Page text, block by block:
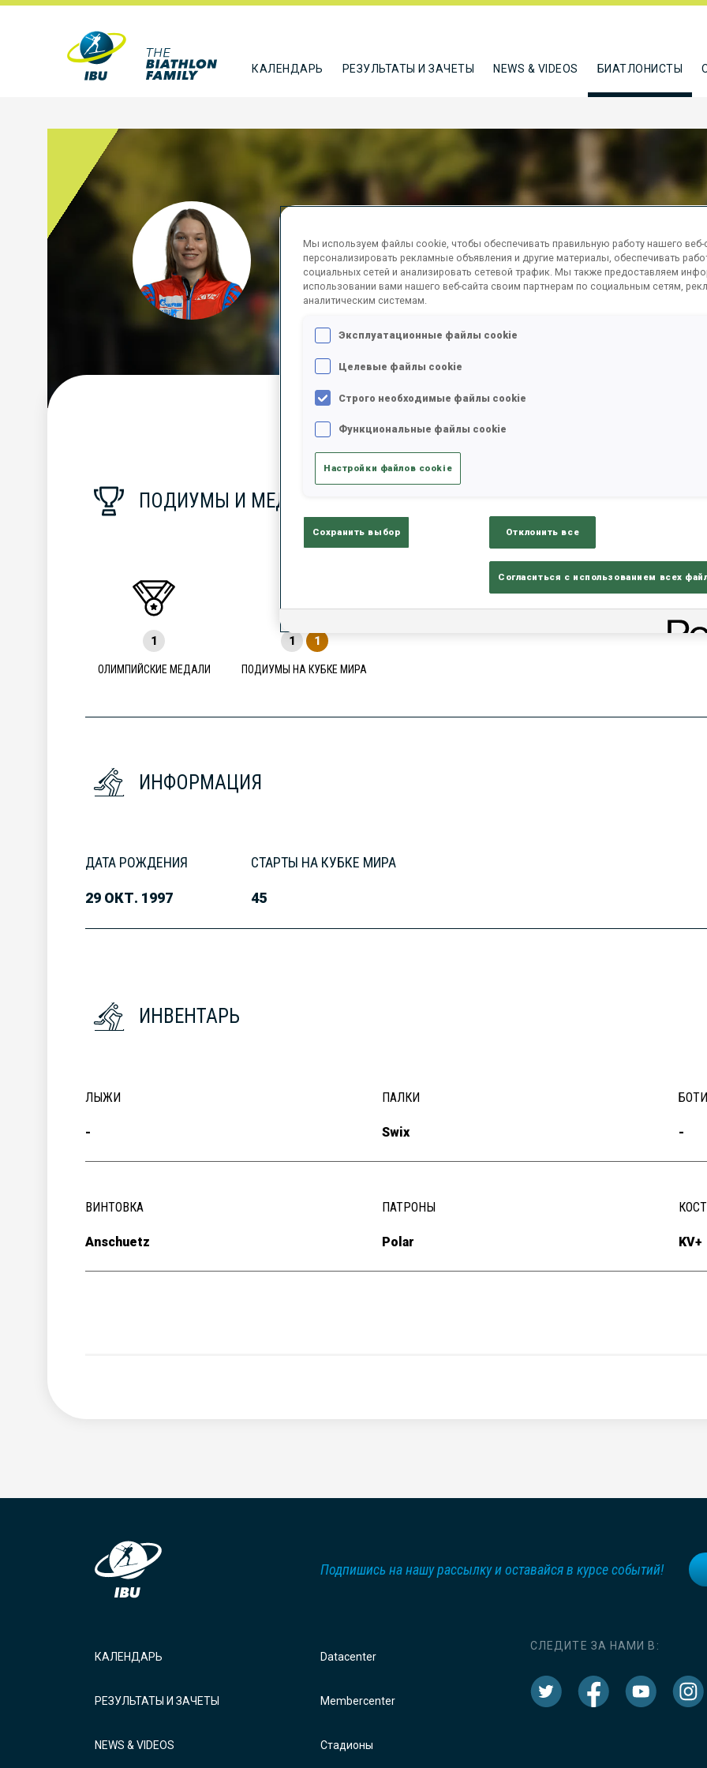
КАЛЕНДАРЬ РЕЗУЛЬТАТЫ И ЗАЧЕТЫ NEWS & VIDEOS БИАТЛОНИСТЫ
KAZAKEVICH IRINA
RUS
ПОДПИСАТЬСЯ
Статистика Результаты и зачеты
ПОДИУМЫ И МЕДАЛИ
1
ОЛИМПИЙСКИЕ МЕДАЛИ
1 1
ПОДИУМЫ НА КУБКЕ МИРА
ИНФОРМАЦИЯ
ДАТА РОЖДЕНИЯ
29 ОКТ. 1997
СТАРТЫ НА КУБКЕ МИРА
45
ИНВЕНТАРЬ
ЛЫЖИ
-
ПАЛКИ
Swix -
ВИНТОВКА
Anschuetz
ПАТРОНЫ
Polar KV+
Подпишись на нашу рассылку и оставайся в курсе событий!
КАЛЕНДАРЬ
РЕЗУЛЬТАТЫ И ЗАЧЕТЫ
NEWS & VIDEOS
Datacenter
Membercenter
Стадионы
СЛЕДИТЕ ЗА НАМИ В:
Мы используем файлы cookie, чтобы обеспечивать правильную работу нашего веб-
персонализировать рекламные объявления и другие материалы, обеспечивать
социальных сетей и анализировать сетевой трафик. Мы также предоставляем
использовании вами нашего веб-сайта своим партнерам по социальным сетям,
аналитическим системам.
Эксплуатационные файлы cookie
Целевые файлы cookie
Строго необходимые файлы cookie
Функциональные файлы cookie
Настройки файлов cookie
Сохранить выбор Отклонить все
Согласиться с использованием всех